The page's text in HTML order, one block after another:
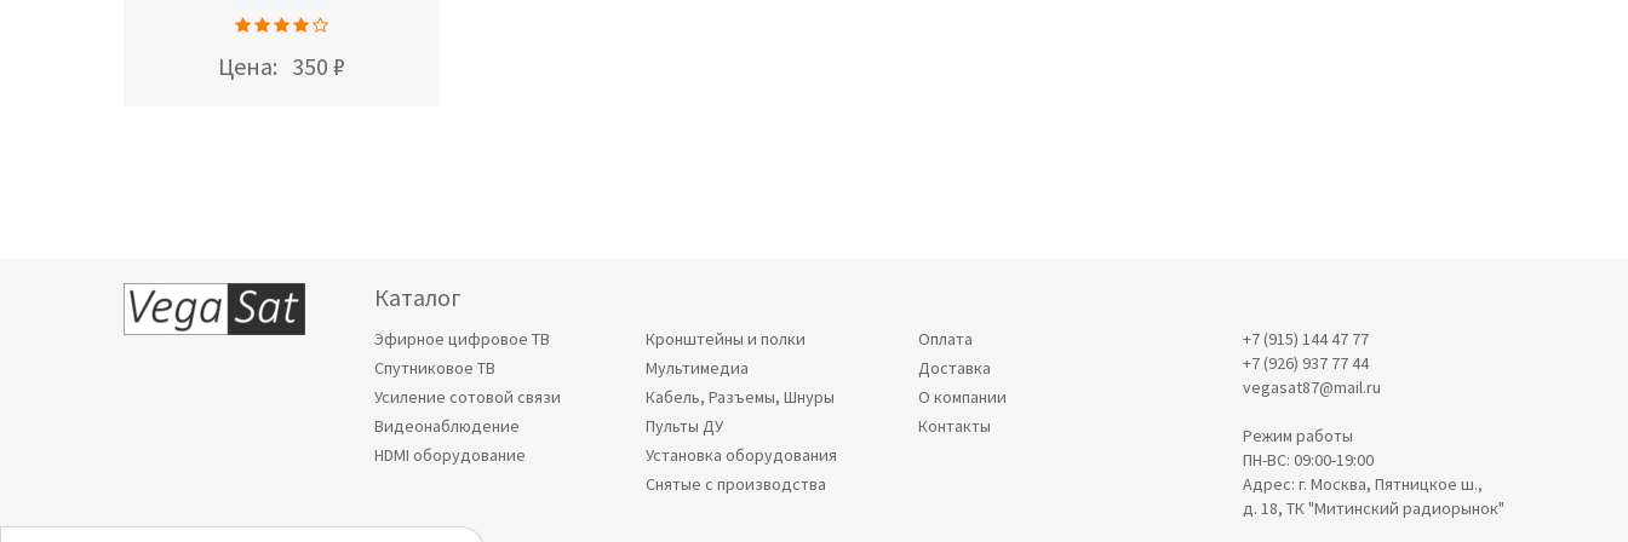
Цена: 350 ₽
Каталог
Эфирное цифровое ТВ
Спутниковое ТВ
Усиление сотовой связи
Видеонаблюдение
HDMI оборудование
Кронштейны и полки
Мультимедиа
Кабель, Разъемы, Шнуры
Пульты ДУ
Установка оборудования
Снятые с производства
Оплата
Доставка
О компании
Контакты
+7 (915) 144 47 77
+7 (926) 937 77 44
vegasat87@mail.ru
Режим работы
ПН-ВС: 09:00-19:00
Адрес: г. Москва, Пятницкое ш.,
д. 18, ТК "Митинский радиорынок"